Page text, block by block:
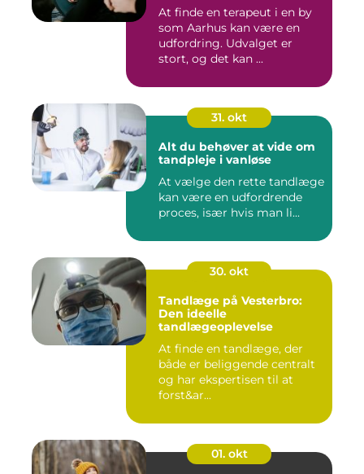
At finde en terapeut i en by
som Aarhus kan være en
udfordring. Udvalget er
stort, og det kan ...
31. okt
Alt du behøver at vide om
tandpleje i vanløse
At vælge den rette tandlæge
kan være en udfordrende
proces, især hvis man li...
30. okt
Tandlæge på Vesterbro:
Den ideelle
tandlægeoplevelse
At finde en tandlæge, der
både er beliggende centralt
og har ekspertisen til at
forst&ar...
01. okt